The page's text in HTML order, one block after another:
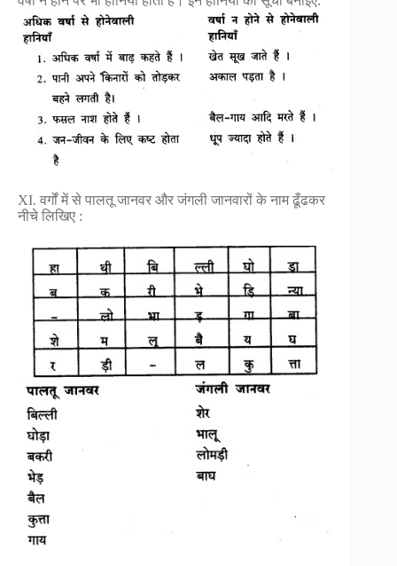
XI. वर्गों में से पालतू जानवर और जंगली जानवारों के नाम ढूँढकर
नीचे लिखिए :